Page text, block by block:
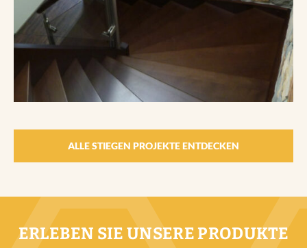
ALLE STIEGEN PROJEKTE ENTDECKEN
ERLEBEN SIE UNSERE PRODUKTE